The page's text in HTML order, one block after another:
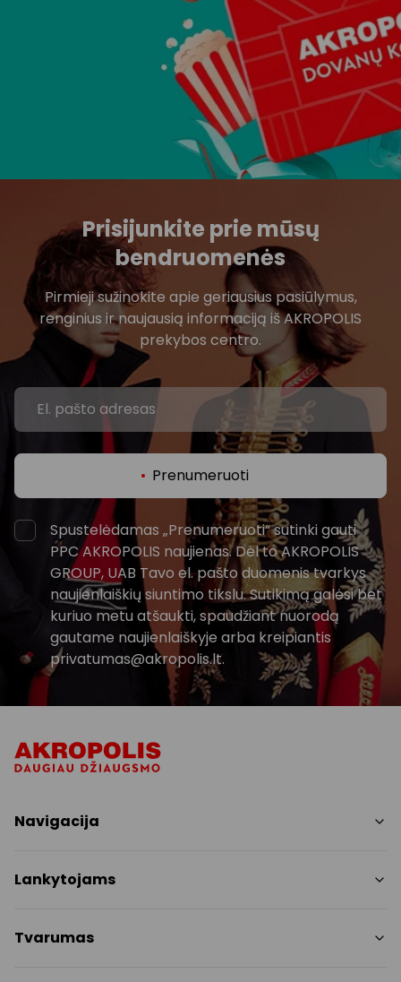
Prisijunkite prie mūsų
bendruomenės
Pirmieji sužinokite apie geriausius pasiūlymus,
renginius ir naujausią informaciją iš AKROPOLIS
prekybos centro.
Prenumeruoti
Spustelėdamas „Prenumeruoti“ sutinki gauti
PPC AKROPOLIS naujienas. Dėl to AKROPOLIS
GROUP, UAB Tavo el. pašto duomenis tvarkys
naujienlaiškių siuntimo tikslu. Sutikimą galėsi bet
kuriuo metu atšaukti, spaudžiant nuorodą
gautame naujienlaiškyje arba kreipiantis
privatumas@akropolis.lt.
Navigacija
Paslaugos
Pramogos
Lankytojams
Nemokami patogumai
Tvarumas